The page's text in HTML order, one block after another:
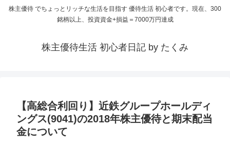
株主優待 でちょっとリッチな生活を目指す 優待生活 初心者です。現在、300
銘柄以上、投資資金+損益＝7000万円達成
株主優待生活 初心者日記 by たくみ
【高総合利回り】近鉄グループホールディ
ングス(9041)の2018年株主優待と期末配当
金について